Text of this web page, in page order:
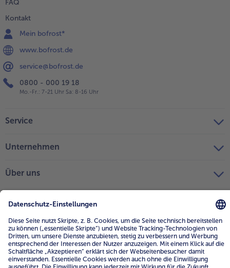
FAQ
Kontakt
Mein bofrost*
www.bofrost.de
service@bofrost.de
0800 - 000 19 18
Mo.-Fr.: 7-21 Uhr Sa: 8-16 Uhr
Service
Unternehmen
Über uns